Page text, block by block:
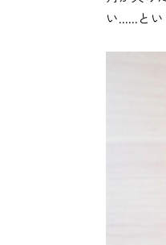
い......と